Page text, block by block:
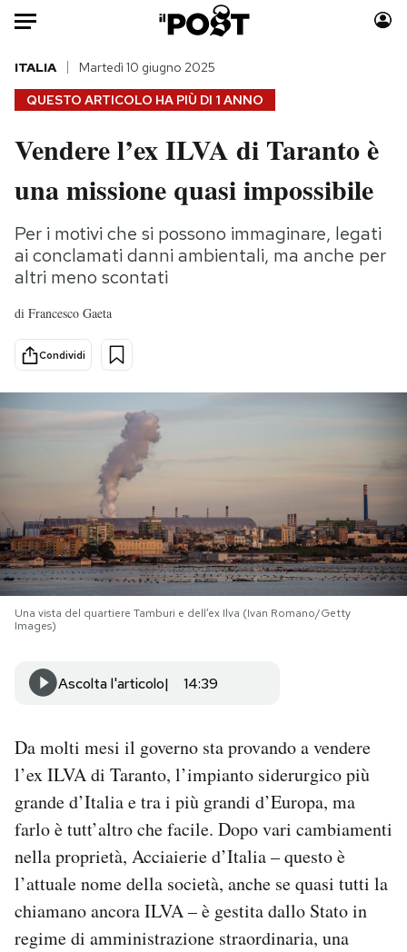
Auto
HOME
Italia
Politica
Tecnologia
Internet
Scienza
Cultura
Economia
Sport
Moda
Consumismi
Storie/Idee
Ok Boomer!
NEWSLETTER
I MIEI PREFERITI
SHOP
CALENDARIO
AREA PERSONALE
Area Personale
Newsletter
Notifiche mobile
Regala il Post
Hai bisogno di aiuto?
QUESTO ARTICOLO HA PIÙ DI 1 ANNO
ITALIA Martedì 10 giugno 2025
Vendere l’ex ILVA di Taranto è
una missione quasi impossibile
Per i motivi che si possono immaginare, legati
ai conclamati danni ambientali, ma anche per
altri meno scontati
di Francesco Gaeta
Condividi
Una vista del quartiere Tamburi e dell’ex Ilva (Ivan Romano/Getty
Images)
Ascolta l'articolo 14:39
Da molti mesi il governo sta provando a vendere
l’ex ILVA di Taranto, l’impianto siderurgico più
grande d’Italia e tra i più grandi d’Europa, ma
farlo è tutt’altro che facile. Dopo vari cambiamenti
nella proprietà, Acciaierie d’Italia – questo è
l’attuale nome della società, anche se quasi tutti la
chiamano ancora ILVA – è gestita dallo Stato in
regime di amministrazione straordinaria, una